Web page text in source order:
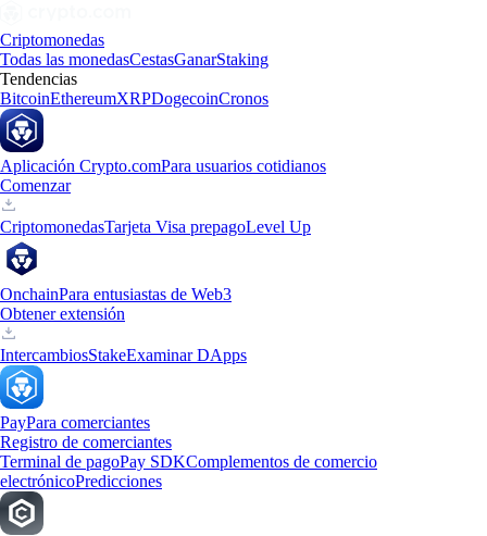
Criptomonedas
Todas las monedasCestasGanarStaking
Tendencias
BitcoinEthereumXRPDogecoinCronos
Aplicación Crypto.comPara usuarios cotidianos
Comenzar
CriptomonedasTarjeta Visa prepagoLevel Up
OnchainPara entusiastas de Web3
Obtener extensión
IntercambiosStakeExaminar DApps
PayPara comerciantes
Registro de comerciantes
Terminal de pagoPay SDKComplementos de comercio
electrónicoPredicciones